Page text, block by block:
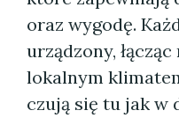
oraz wygodę.
urządzony,
lokalnym
czują się tu jak w